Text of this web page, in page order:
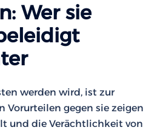
Wer sie
werden wird, ist zur
Vorurteilen gegen sie zeigen
und die Verächtlichkeit von